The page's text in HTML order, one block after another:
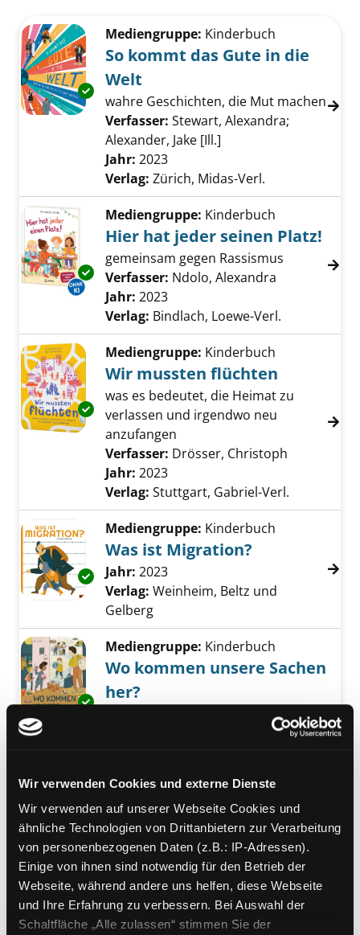
Wir verwenden Cookies und externe Dienste
Wir verwenden auf unserer Webseite Cookies und
ähnliche Technologien von Drittanbietern zur Verarbeitung
von personenbezogenen Daten (z.B.: IP-Adressen).
Einige von ihnen sind notwendig für den Betrieb der
Webseite, während andere uns helfen, diese Webseite
und Ihre Erfahrung zu verbessern. Bei Auswahl der
Schaltfläche „Alle zulassen“ stimmen Sie der
Zu den Suchfiltern springen
Exemplar-Details von So kommt das Gute in
Mediengruppe: Kinderbuch
So kommt das Gute in die
Welt
wahre Geschichten, die Mut machen
Verfasser: Stewart, Alexandra;
Alexander, Jake [Ill.]
Jahr: 2023
Verlag: Zürich, Midas-Verl.
Exemplar-Details von Hier hat jeder seinen
Mediengruppe: Kinderbuch
Hier hat jeder seinen Platz!
gemeinsam gegen Rassismus
Verfasser: Ndolo, Alexandra
Jahr: 2023
Verlag: Bindlach, Loewe-Verl.
Exemplar-Details von Wir mussten flüchten
Mediengruppe: Kinderbuch
Wir mussten flüchten
was es bedeutet, die Heimat zu
verlassen und irgendwo neu
anzufangen
Verfasser: Drösser, Christoph
Jahr: 2023
Verlag: Stuttgart, Gabriel-Verl.
Exemplar-Details von Was ist Migration?
Mediengruppe: Kinderbuch
Was ist Migration?
Suche nach diesem Verfasser
Jahr: 2023
Verlag: Weinheim, Beltz und
Gelberg
Exemplar-Details von Wo kommen unsere
Mediengruppe: Kinderbuch
Wo kommen unsere Sachen
her?
auf Lieferwegen um die Welt
Suche nach diesem
Gelberg
Exemplar-Details von Wie ist es, wenn es
Mediengruppe:Kinderbuch
Wie ist es, wenn es Krieg
gibt?
alles über Konflikte
Suche nach diesem Verfasser
Jahr:2022